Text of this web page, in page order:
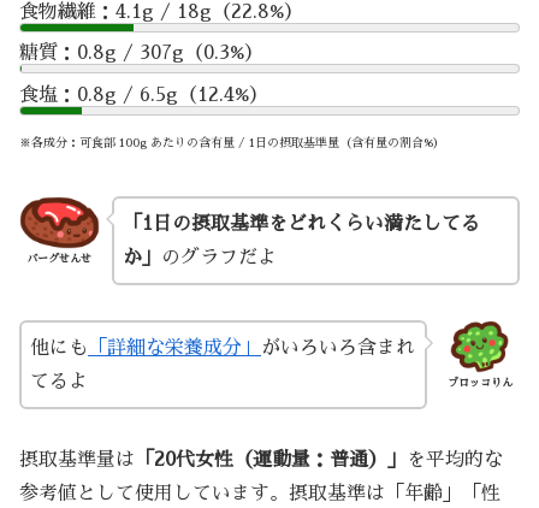
食物繊維：4.1g / 18g（22.8%）
糖質：0.8g / 307g（0.3%）
食塩：0.8g / 6.5g（12.4%）
※各成分：可食部 100g あたりの含有量 / 1日の摂取基準量（含有量の割合%）
バーグせんせ
「1日の摂取基準をどれくらい満たしてる
か」
のグラフだよ
ブロッコりん
他にも 「詳細な栄養成分」
がいろいろ含まれ
てるよ
摂取基準量は 「20代女性（運動量：普通）」
を平均的な
参考値として使用しています。摂取基準は「年齢」「性